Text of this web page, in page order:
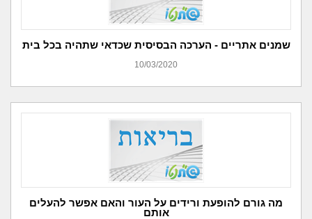
שמנים אתריים - הערכה הבסיסית שכדאי שתהיה בכל בית
10/03/2020
מה גורם להופעת ורידים על העור והאם אפשר להעלים
אותם